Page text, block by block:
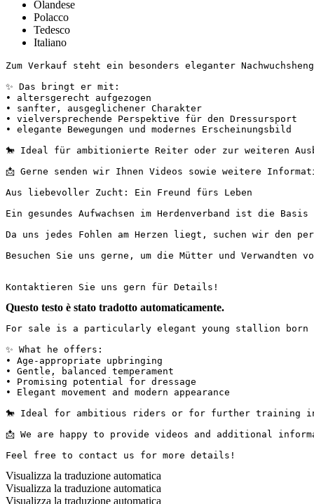
Olandese
Polacco
Tedesco
Italiano
Zum Verkauf steht ein besonders eleganter
✨ Das bringt er mit:
• altersgerecht aufgezogen
• sanfter, ausgeglichener Charakter
• vielversprechende Perspektive für den Dressursport
• elegante Bewegungen und modernes Erscheinungsbild
🐎 Ideal für ambitionierte Reiter oder zur weiteren
📩 Gerne senden wir Ihnen Videos sowie weitere
Aus liebevoller Zucht: Ein Freund fürs Leben
Ein gesundes Aufwachsen im Herdenverband ist die
Da uns jedes Fohlen am Herzen liegt, suchen wir den
Besuchen Sie uns gerne, um die Mütter und
Kontaktieren Sie uns gern für Details!
Questo testo è stato tradotto automaticamente.
For sale is a particularly elegant young stallion born in
✨ What he offers:
• Age-appropriate upbringing
• Gentle, balanced temperament
• Promising potential for dressage
• Elegant movement and modern appearance
🐎 Ideal for ambitious riders or for further training in
📩 We are happy to provide videos and additional
Feel free to contact us for more details!
Visualizza la traduzione automatica
Visualizza la traduzione automatica
Visualizza la traduzione automatica